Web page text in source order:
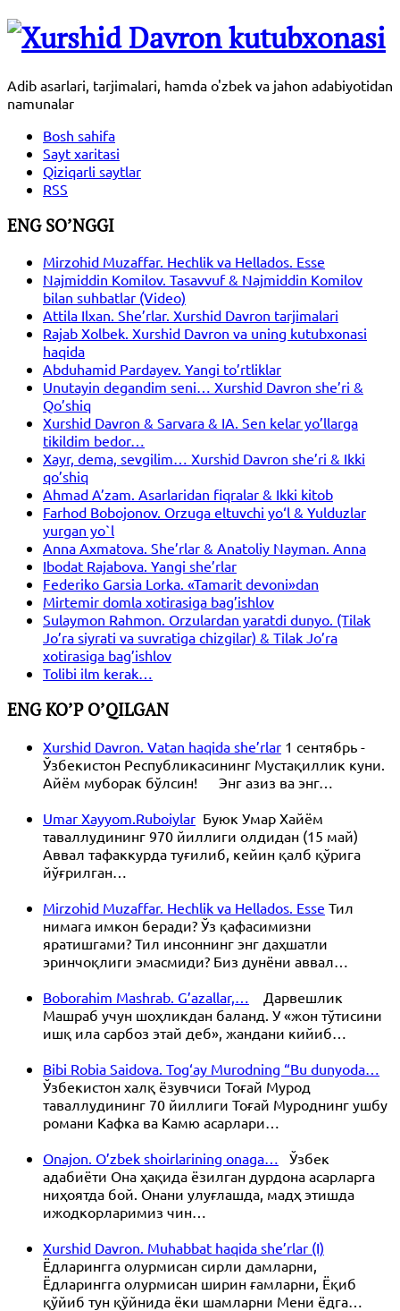
Adib asarlari, tarjimalari, hamda o'zbek va jahon adabiyotidan
namunalar
Bosh sahifa
Sayt xaritasi
Qiziqarli saytlar
RSS
ENG SO’NGGI
Mirzohid Muzaffar. Hechlik va Hellados. Esse
Najmiddin Komilov. Tasavvuf & Najmiddin Komilov
bilan suhbatlar (Video)
Attila Ilxan. She’rlar. Xurshid Davron tarjimalari
Rajab Xolbek. Xurshid Davron va uning kutubxonasi
haqida
Abduhamid Pardayev. Yangi to’rtliklar
Unutayin degandim seni… Xurshid Davron she’ri &
Qo’shiq
Xurshid Davron & Sarvara & IA. Sen kelar yo’llarga
tikildim bedor…
Xayr, dema, sevgilim… Xurshid Davron she’ri & Ikki
qo’shiq
Ahmad A’zam. Asarlaridan fiqralar & Ikki kitob
Farhod Bobojonov. Orzuga eltuvchi yo‘l & Yulduzlar
yurgan yo`l
Anna Axmatova. She’rlar & Anatoliy Nayman. Anna
Ibodat Rajabova. Yangi she’rlar
Federiko Garsia Lorka. «Tamarit devoni»dan
Mirtemir domla xotirasiga bag’ishlov
Sulaymon Rahmon. Orzulardan yaratdi dunyo. (Tilak
Jo’ra siyrati va suvratiga chizgilar) & Tilak Jo’ra
xotirasiga bag’ishlov
Tolibi ilm kerak…
ENG KO’P O’QILGAN
Xurshid Davron. Vatan haqida she’rlar 1 сентябрь -
Ўзбекистон Республикасининг Мустақиллик куни.
Айём муборак бўлсин! Энг азиз ва энг…
Umar Xayyom.Ruboiylar Буюк Умар Хайём
таваллудининг 970 йиллиги олдидан (15 май)
Аввал тафаккурда туғилиб, кейин қалб қўрига
йўғрилган…
Mirzohid Muzaffar. Hechlik va Hellados. Esse Тил
нимага имкон беради? Ўз қафасимизни
яратишгами? Тил инсоннинг энг даҳшатли
эринчоқлиги эмасмиди? Биз дунёни аввал…
Boborahim Mashrab. G’azallar,…
Дарвешлик
Машраб учун шоҳликдан баланд. У «жон тўтисини
ишқ ила сарбоз этай деб», жандани кийиб…
Bibi Robia Saidova. Tog‘ay Murodning “Bu dunyoda…
Ўзбекистон халқ ёзувчиси Тоғай Мурод
таваллудининг 70 йиллиги Тоғай Муроднинг ушбу
романи Кафка ва Камю асарлари…
Onajon. O’zbek shoirlarining onaga…
Ўзбек
адабиёти Она ҳақида ёзилган дурдона асарларга
ниҳоятда бой. Онани улуғлашда, мадҳ этишда
ижодкорларимиз чин…
Xurshid Davron. Muhabbat haqida she’rlar (I)
Ёдларингга олурмисан сирли дамларни,
Ёдларингга олурмисан ширин ғамларни, Ёқиб
қўйиб тун қўйнида ёки шамларни Мени ёдга…